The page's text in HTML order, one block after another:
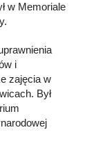
w Memoriale
i
zajęcia w
Był